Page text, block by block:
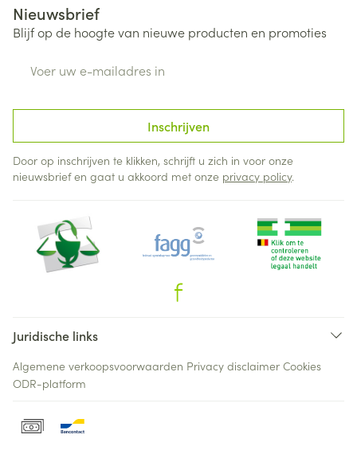
Nieuwsbrief
Blijf op de hoogte van nieuwe producten en promoties
Inschrijven
Door op inschrijven te klikken, schrijft u zich in voor onze
nieuwsbrief en gaat u akkoord met onze privacy policy.
Juridische links
Algemene verkoopsvoorwaarden Privacy disclaimer Cookies
ODR-platform